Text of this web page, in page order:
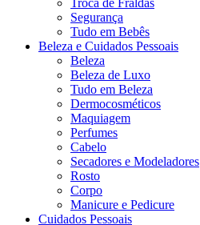
Segurança
Tudo em Bebês
Beleza e Cuidados Pessoais
Beleza
Beleza de Luxo
Tudo em Beleza
Dermocosméticos
Maquiagem
Perfumes
Cabelo
Secadores e Modeladores
Rosto
Corpo
Manicure e Pedicure
Cuidados Pessoais